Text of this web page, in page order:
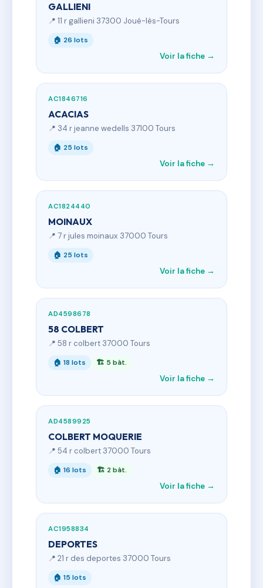
GALLIENI
📍 11 r gallieni 37300 Joué-lès-Tours
🏠 26 lots
Voir la fiche →
AC1846716
ACACIAS
📍 34 r jeanne wedells 37100 Tours
🏠 25 lots
Voir la fiche →
AC1824440
MOINAUX
📍 7 r jules moinaux 37000 Tours
🏠 25 lots
Voir la fiche →
AD4598678
58 COLBERT
📍 58 r colbert 37000 Tours
🏠 18 lots 🏗 5 bât.
Voir la fiche →
AD4589925
COLBERT MOQUERIE
📍 54 r colbert 37000 Tours
🏠 16 lots 🏗 2 bât.
Voir la fiche →
AC1958834
DEPORTES
📍 21 r des deportes 37000 Tours
🏠 15 lots